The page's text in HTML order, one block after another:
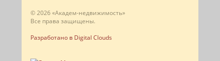
© 2026 «Академ-недвижимость»
Все права защищены.
Разработано в Digital Clouds